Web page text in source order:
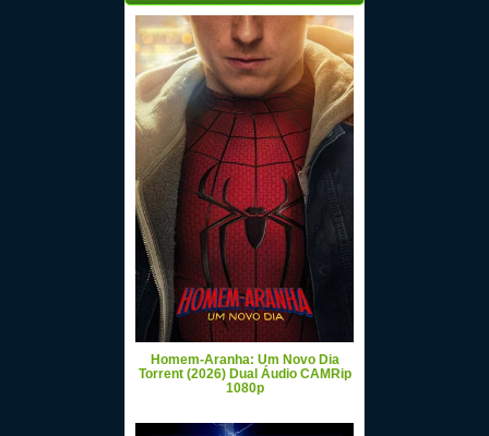
Homem-Aranha: Um Novo Dia
Torrent (2026) Dual Áudio CAMRip
1080p